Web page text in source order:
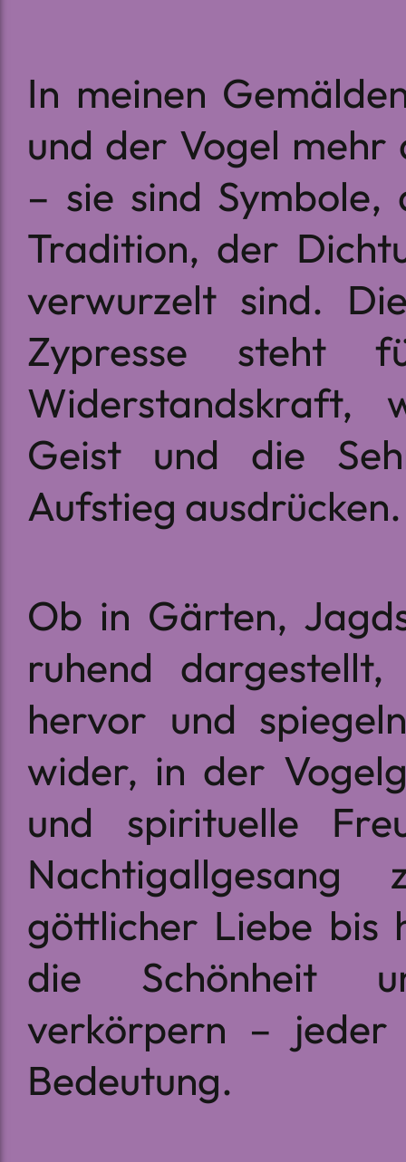
In meinen
und der Vogel mehr
– sie sind
Tradition, der
verwurzelt sind.
Zypresse steht
Widerstandskraft,
Geist und die
Aufstieg ausdrücken.
Ob in Gärten,
ruhend
hervor und
wider, in der
und spirituelle
göttlicher Liebe bis
die Schönheit
verkörpern – jeder
Bedeutung.